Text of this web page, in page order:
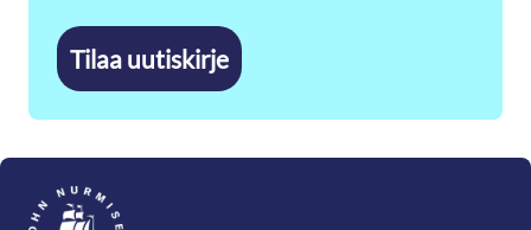
Tilaa uutiskirje